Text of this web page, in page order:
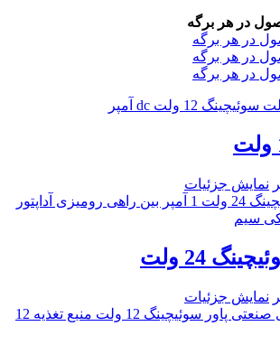
نمایش جزئیات
24 ولت
نمایش جزئیات